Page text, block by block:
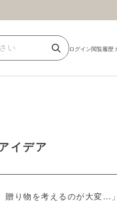
商品一覧
イデア
贈り物を考えるのが大変…」